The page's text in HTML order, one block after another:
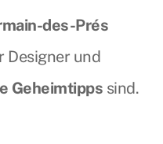
des-Prés
Designer und
Geheimtipps sind.